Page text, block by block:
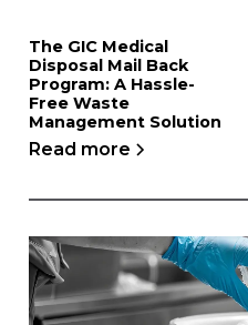
The GIC Medical
Disposal Mail Back
Program: A Hassle-
Free Waste
Management Solution
Read more